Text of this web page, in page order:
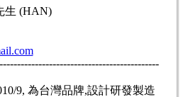
生 (HAN)
9, 為台灣品牌,設計研發製造